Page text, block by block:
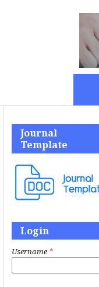
Journal
Template
Login
Username *